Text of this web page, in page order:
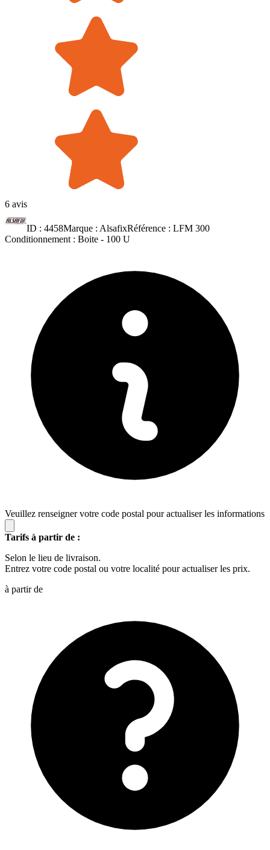
6 avis
ID : 4458Marque : AlsafixRéférence : LFM 300
Conditionnement : Boite - 100 U
Veuillez renseigner votre code postal pour actualiser les informations
Tarifs à partir de :
Selon le lieu de livraison.
Entrez votre code postal ou votre localité pour actualiser les prix.
à partir de